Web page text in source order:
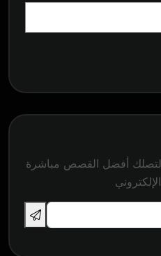
لتصلك أفضل القصص مباشرة